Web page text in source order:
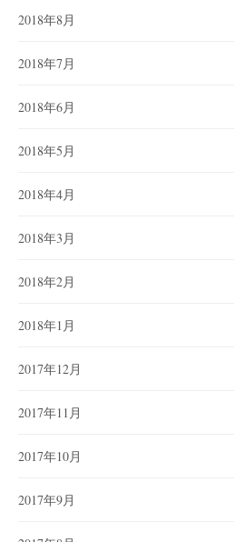
2018年8月
2018年7月
2018年6月
2018年5月
2018年4月
2018年3月
2018年2月
2018年1月
2017年12月
2017年11月
2017年10月
2017年9月